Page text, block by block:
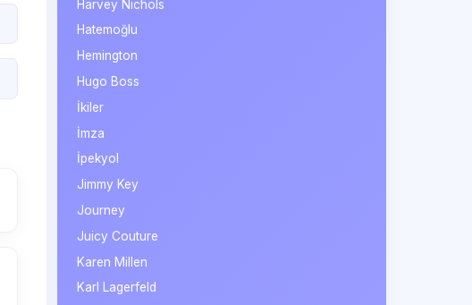
Harvey Nichols
Hatemoğlu
Hemington
Hugo Boss
İkiler
İmza
İpekyol
Jimmy Key
Journey
Juicy Couture
Karen Millen
Karl Lagerfeld